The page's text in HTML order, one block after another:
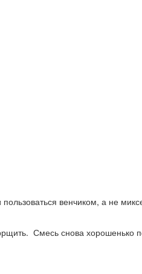
венчиком, а не
Смесь снова хорошенько